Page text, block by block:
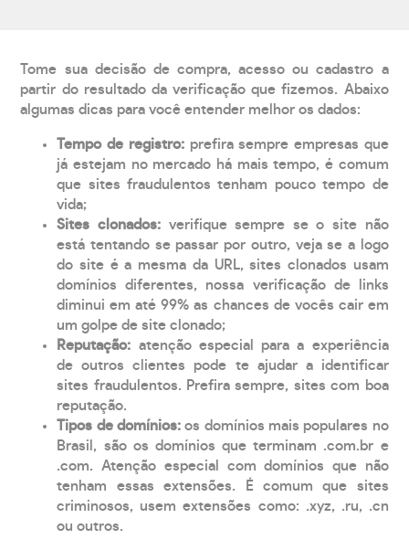
Tome sua decisão de compra, acesso ou cadastro a
partir do resultado da verificação que fizemos. Abaixo
algumas dicas para você entender melhor os dados:
Tempo de registro: prefira sempre empresas que
já estejam no mercado há mais tempo, é comum
que sites fraudulentos tenham pouco tempo de
vida;
Sites clonados: verifique sempre se o site não
está tentando se passar por outro, veja se a logo
do site é a mesma da URL, sites clonados usam
domínios diferentes, nossa verificação de links
diminui em até 99% as chances de vocês cair em
um golpe de site clonado;
Reputação: atenção especial para a experiência
de outros clientes pode te ajudar a identificar
sites fraudulentos. Prefira sempre, sites com boa
reputação.
Tipos de domínios:os domínios mais populares no
Brasil, são os domínios que terminam .com.br e
.com. Atenção especial com domínios que não
tenham essas extensões. É comum que sites
criminosos, usem extensões como: .xyz, .ru, .cn
ou outros.